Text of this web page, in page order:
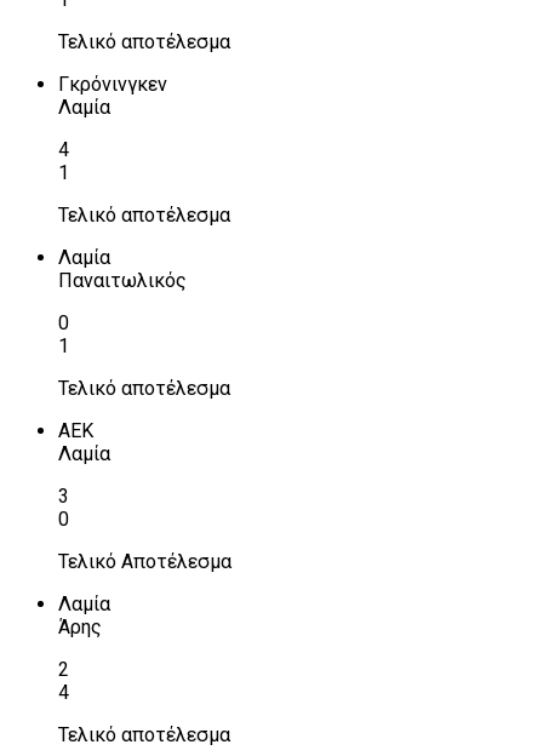
Τελικό αποτέλεσμα
Γκρόνινγκεν
Λαμία
4
1
Τελικό αποτέλεσμα
Λαμία
Παναιτωλικός
0
1
Τελικό αποτέλεσμα
ΑΕΚ
Λαμία
3
0
Τελικό Αποτέλεσμα
Λαμία
Άρης
2
4
Τελικό αποτέλεσμα